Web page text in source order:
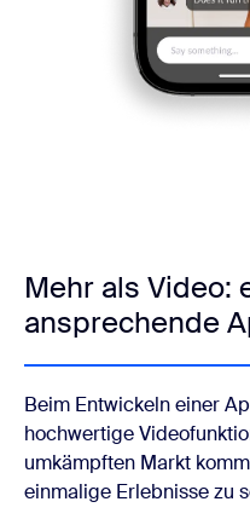
Mehr als Video:
ansprechende
Beim Entwickeln einer
hochwertige
umkämpften Markt
einmalige Erlebnisse zu